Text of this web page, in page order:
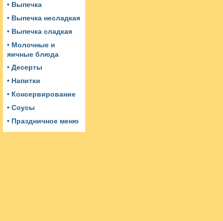
• Выпечка
• Выпечка несладкая
• Выпечка сладкая
• Молочные и
яичные блюда
• Десерты
• Напитки
• Консервирование
• Соусы
• Праздничное меню